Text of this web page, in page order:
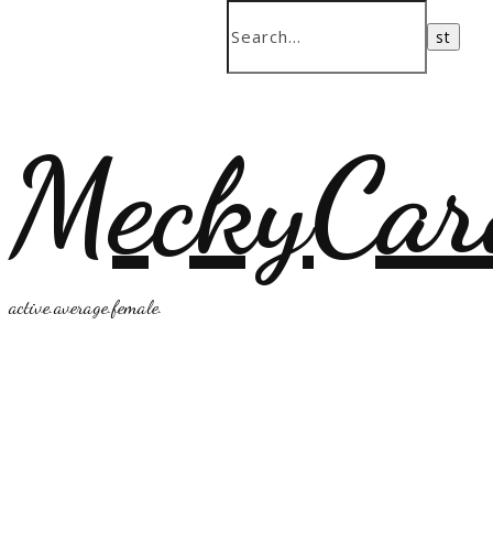
active.average.female.